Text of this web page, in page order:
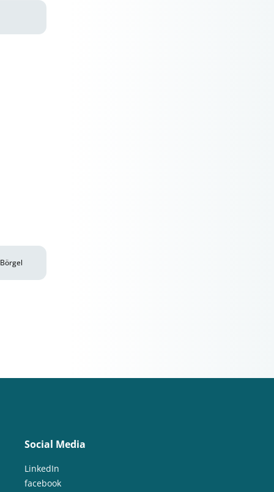
Social Media
LinkedIn
facebook